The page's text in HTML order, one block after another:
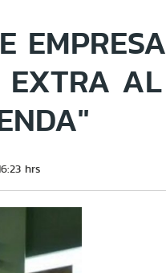
EXTRA
hrs